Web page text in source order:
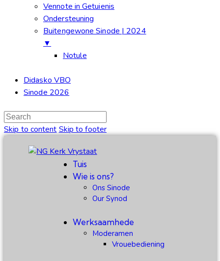
Vennote in Getuienis
Ondersteuning
Buitengewone Sinode | 2024
▼
Notule
Didasko VBO
Sinode 2026
Skip to content Skip to footer
Tuis
Wie is ons?
Ons Sinode
Our Synod
Werksaamhede
Moderamen
Vrouebediening